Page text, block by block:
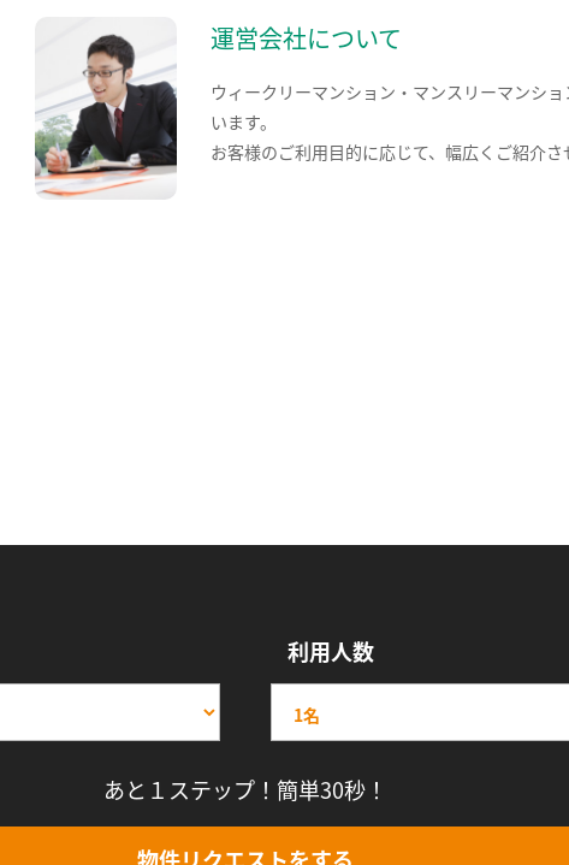
運営会社について
ウィークリーマンション・マンスリーマンシ
います。
お客様のご利用目的に応じて、幅広くご紹介さ
利用人数
あと１ステップ！簡単30秒！
物件リクエストをする